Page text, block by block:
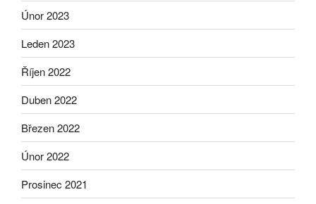
Únor 2023
Leden 2023
Říjen 2022
Duben 2022
Březen 2022
Únor 2022
Prosinec 2021